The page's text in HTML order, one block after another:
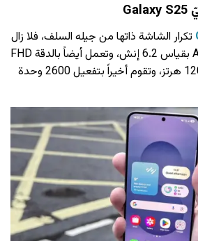
Galaxy S25
تكرار الشاشة ذاتها من جيله السلف، فلا زال
يستخدم لوحة AMOLED بقياس 6.2 إنش، وتعمل أيضاً بالدقة FHD
وتدعم معدل التحديث 120 هرتز، وتقوم أخيراً بتفعيل 2600 وحدة